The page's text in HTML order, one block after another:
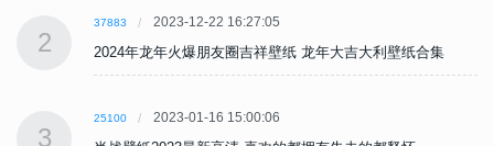
2
37883 2023-12-22 16:27:05
2024年龙年火爆朋友圈吉祥壁纸 龙年大吉大利壁纸合集
3
25100 2023-01-16 15:00:06